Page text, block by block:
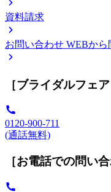
資料請求
お問い合わせ WEBから
［ブライダルフェ
0120-900-711
(通話無料)
［お電話での問い合